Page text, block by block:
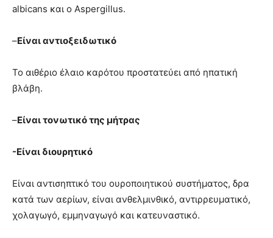
albicans και ο Aspergillus.
–Είναι αντιοξειδωτικό
Το αιθέριο έλαιο καρότου προστατεύει από ηπατική
βλάβη.
–Είναι τονωτικό της μήτρας
-Είναι διουρητικό
Είναι αντισηπτικό του ουροποιητικού συστήματος, δρα
κατά των αερίων, είναι ανθελμινθικό, αντιρρευματικό,
χολαγωγό, εμμηναγωγό και κατευναστικό.